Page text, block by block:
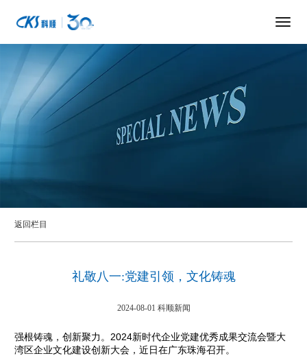
返回栏目
礼敬八一:党建引领，文化铸魂
2024-08-01 科顺新闻
强根铸魂，创新聚力。2024新时代企业党建优秀成果交流会暨大
湾区企业文化建设创新大会，近日在广东珠海召开。